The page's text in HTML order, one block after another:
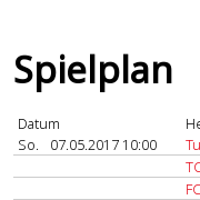
Spielplan
Datum
So.
07.05.2017 10:00